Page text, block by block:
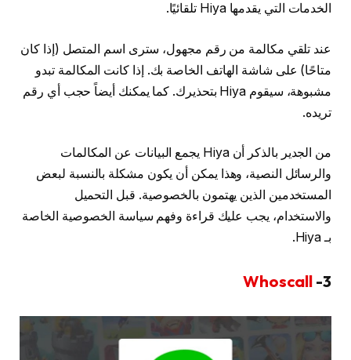
الخدمات التي يقدمها Hiya تلقائيًا.
عند تلقي مكالمة من رقم مجهول، سترى اسم المتصل (إذا كان
متاحًا) على شاشة الهاتف الخاصة بك. إذا كانت المكالمة تبدو
مشبوهة، سيقوم Hiya بتحذيرك. كما يمكنك أيضاً حجب أي رقم
تريده.
من الجدير بالذكر أن Hiya يجمع البيانات عن المكالمات
والرسائل النصية، وهذا يمكن أن يكون مشكلة بالنسبة لبعض
المستخدمين الذين يهتمون بالخصوصية. قبل التحميل
والاستخدام، يجب عليك قراءة وفهم سياسة الخصوصية الخاصة
بـ Hiya.
3-
Whoscall